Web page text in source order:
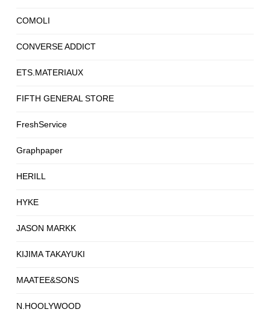
COMOLI
CONVERSE ADDICT
ETS.MATERIAUX
FIFTH GENERAL STORE
FreshService
Graphpaper
HERILL
HYKE
JASON MARKK
KIJIMA TAKAYUKI
MAATEE&SONS
N.HOOLYWOOD